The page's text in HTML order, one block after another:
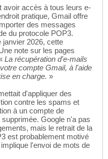
avoir accès à tous leurs e-
pratique, Gmail offre
des messages
du protocole POP3.
janvier 2026, cette
note sur les pages
La récupération d'e-mails
compte Gmail, à l'aide
en charge. »
d'appliquer des
contre les spams et
à un compte de
Google n'a pas
mais le retrait de la
est probablement motivé
l'envoi de mots de